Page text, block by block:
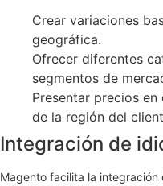
Crear variaciones
geográfica.
Ofrecer diferentes
segmentos de
Presentar precios
de la región del
Integración de
Magento facilita la